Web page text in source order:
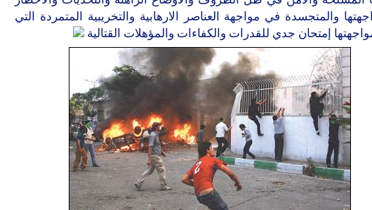
والمتجسدة في مواجهة العناصر الارهابية والتخريبية المتمردة التي
إمتحان جدي للقدرات والكفاءات والمؤهلات القتالية